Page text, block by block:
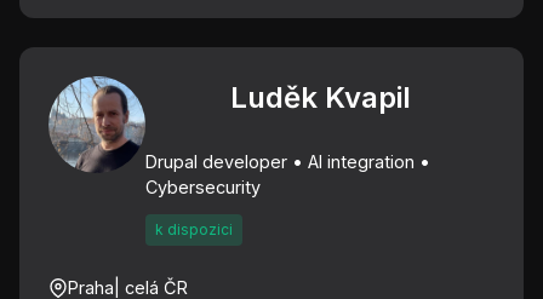
Luděk Kvapil
Drupal developer • AI integration •
Cybersecurity
k dispozici
Praha | celá ČR